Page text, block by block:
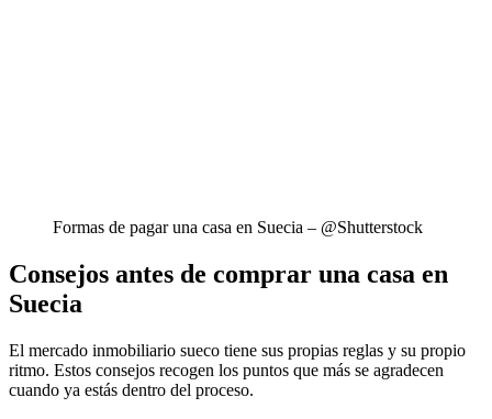
Formas de pagar una casa en Suecia – @Shutterstock
Consejos antes de comprar una casa en
Suecia
El mercado inmobiliario sueco tiene sus propias reglas y su propio
ritmo. Estos consejos recogen los puntos que más se agradecen
cuando ya estás dentro del proceso.